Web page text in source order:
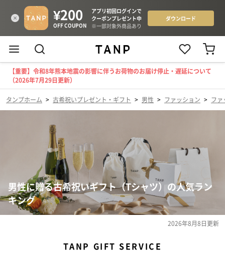
【重要】令和8年熊本地震の影響に伴うお荷物のお届け停止・遅延について
（2026年7月29日更新）
タンプホーム > 古希祝いプレゼント・ギフト > 男性 > ファッション > ファ
男性に贈る古希祝いギフト（Tシャツ）の人気ラン
キング
2026年8月8日更新
TANP GIFT SERVICE